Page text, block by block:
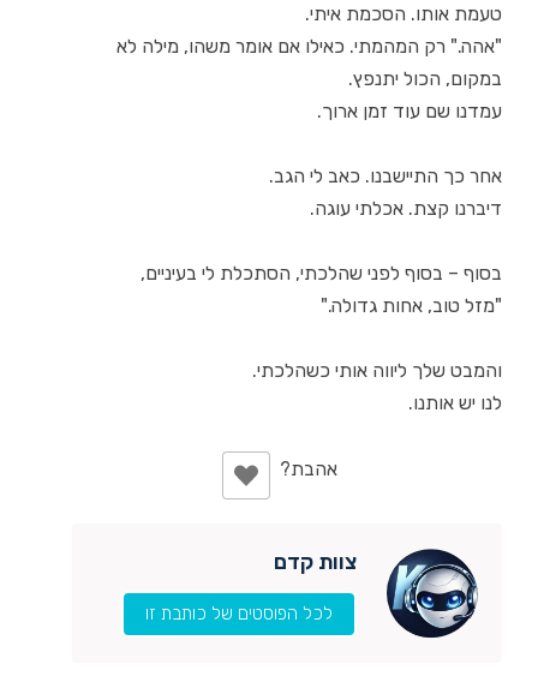
טעמת אותו. הסכמת איתי.
"אהה." רק המהמתי. כאילו אם אומר משהו, מילה לא
במקום, הכול יתנפץ.
עמדנו שם עוד זמן ארוך.
אחר כך התיישבנו. כאב לי הגב.
דיברנו קצת. אכלתי עוגה.
בסוף – בסוף לפני שהלכתי, הסתכלת לי בעיניים,
"מזל טוב, אחות גדולה."
והמבט שלך ליווה אותי כשהלכתי.
לנו יש אותנו.
צוות קדם
לכל הפוסטים של כותבת זו